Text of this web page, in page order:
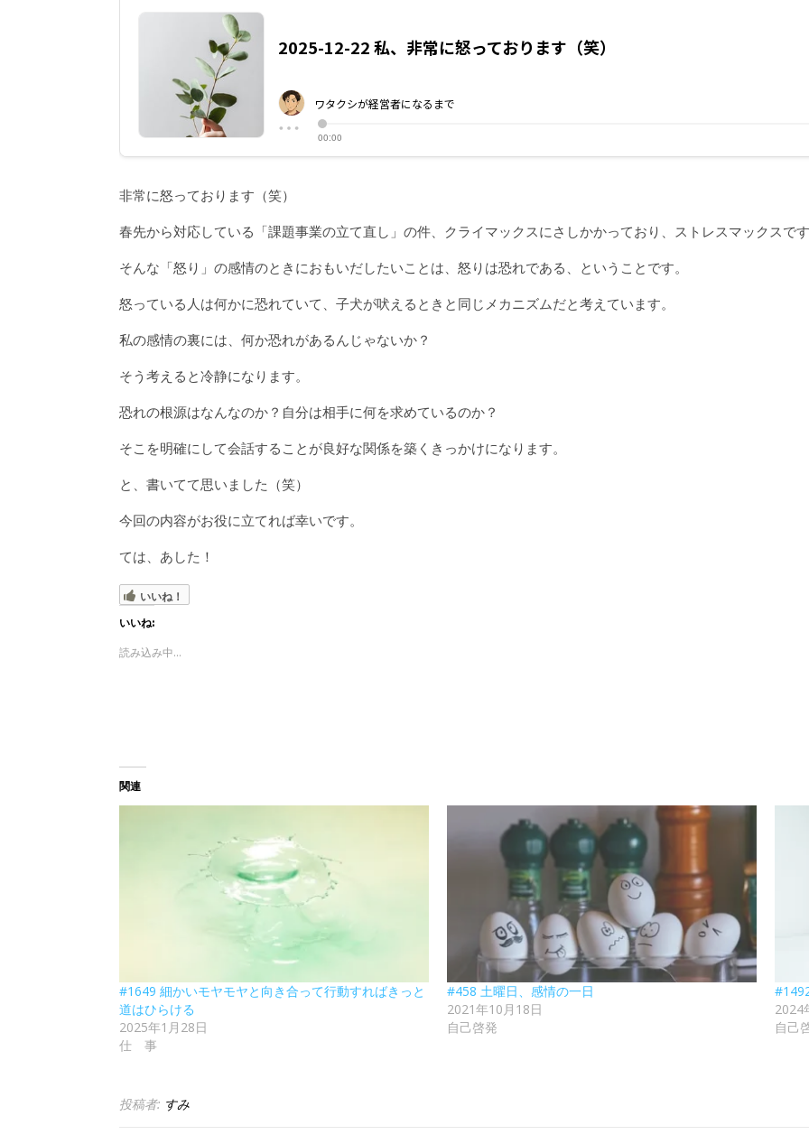
非常に怒っております（笑）
春先から対応している「課題事業の立て直し」の件、クライマックスにさしかかっており、ストレスマックスで
そんな「怒り」の感情のときにおもいだしたいことは、怒りは恐れである、ということです。
怒っている人は何かに恐れていて、子犬が吠えるときと同じメカニズムだと考えています。
私の感情の裏には、何か恐れがあるんじゃないか？
そう考えると冷静になります。
恐れの根源はなんなのか？自分は相手に何を求めているのか？
そこを明確にして会話することが良好な関係を築くきっかけになります。
と、書いてて思いました（笑）
今回の内容がお役に立てれば幸いです。
ては、あした！
いいね！
いいね:
読み込み中...
関連
#1649 細かいモヤモヤと向き合って行動すればきっと
道はひらける
2025年1月28日
仕 事
#458 土曜日、感情の一日
2021年10月18日
自己啓発
2024
自己
投稿者: すみ